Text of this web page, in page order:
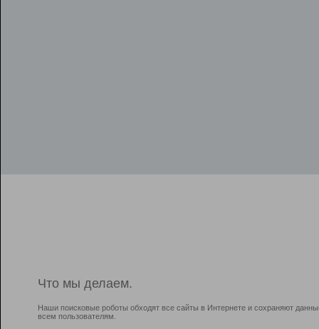
Что мы делаем.
Наши поисковые роботы обходят все сайты в Интернете и сохраняют
всем пользователям.